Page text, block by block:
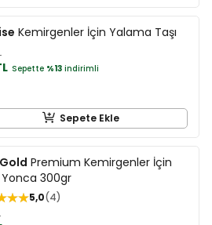
Kemirgenler İçin Yalama Taşı
Sepette %13 indirimli
Sepete Ekle
Premium Kemirgenler İçin
300gr
5,0 4